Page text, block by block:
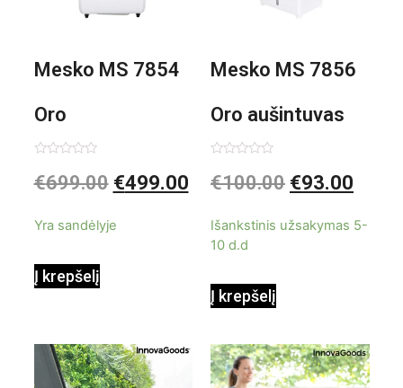
Mesko MS 7854
Oro
kondicionierius
0
iš
€699.00 €499.00
Yra sandėlyje
Į krepšelį
Mesko MS 7856
Oro aušintuvas
be ašmenų 3in1
0
iš
€100.00 €93.00
Išankstinis užsakymas 5-
10 d.d
Į krepšelį